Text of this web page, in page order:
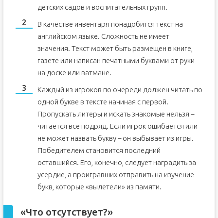
детских садов и воспитательных групп.
В качестве инвентаря понадобится текст на
английском языке. Сложность не имеет
значения. Текст может быть размещен в книге,
газете или написан печатными буквами от руки
на доске или ватмане.
Каждый из игроков по очереди должен читать по
одной букве в тексте начиная с первой.
Пропускать литеры и искать знакомые нельзя –
читается все подряд. Если игрок ошибается или
не может назвать букву – он выбывает из игры.
Победителем становится последний
оставшийся. Его, конечно, следует наградить за
усердие, а проигравших отправить на изучение
букв, которые «вылетели» из памяти.
«Что отсутствует?»